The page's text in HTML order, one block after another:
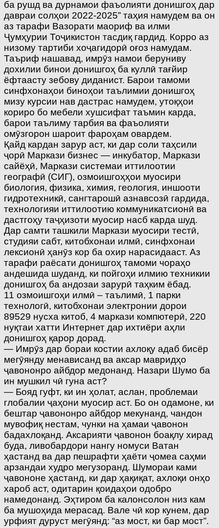
ба рушд ва дурнамои фаъолияти донишгоҳ дар
давраи солҳои 2022-2025” таҳия намудем ва он
аз тарафи Вазорати маориф ва илми
Ҷумҳурии Тоҷикистон тасдиқ гардид. Корро аз
низому тартиби хоҷагидорӣ оғоз намудам.
Таъриф нашавад, имрӯз намои беруниву
дохилии бинои донишгоҳ ба куллӣ тағйир
ёфтаасту зебову диданист. Барои тамоми
синфхонаҳои биноҳои таълимии донишгоҳ
мизу курсии нав дастрас намудем, утоқҳои
кориро бо мебели хушсифат таъмин карда,
барои таълиму тарбия ва фаъолияти
омӯзгорон шароит фароҳам овардем.
Қайд кардан зарур аст, ки дар соли таҳсили
ҷорӣ Маркази бизнес — инкубатор, Маркази
сайёҳӣ, Маркази системаи иттилоотии
географӣ (СИГ), озмоишгоҳҳои муосири
биология, физика, химия, геология, иншооти
гидротехникӣ, сангтарошӣ азнавсозӣ гардида,
технологияи иттилоотию коммуникатсионӣ ва
дастгоҳу таҷҳизоти муосир насб карда шуд.
Дар самти ташкили Маркази муосири тестӣ,
студияи сабт, китобхонаи илмӣ, синфхонаи
лексионӣ ҳанӯз кор ба охир нарасидааст. Аз
тарафи раёсати донишгоҳ тамоми чораҳо
андешида шуданд, ки пойгоҳи илмию техникии
донишгоҳ ба андозаи зарурӣ таҳким ёбад.
11 озмоишгоҳи илмӣ – таълимӣ, 1 парки
технологӣ, китобхонаи электронии дорои
89529 нусха китоб, 4 маркази компютерӣ, 220
нуқтаи хатти Интернет дар ихтиёри аҳли
донишгоҳ қарор дорад.
— Имрӯз дар бораи костии ахлоқу адаб бисёр
мегӯянду менависанд ва аксар мавридҳо
ҷавононро айбдор медонанд. Назари Шумо ба
ин мушкил чӣ гуна аст?
— Бояд гуфт, ки ин ҳолат, аслан, проблемаи
глобалии ҷаҳони муосир аст. Бо он одамоне, ки
бештар ҷавононро айбдор мекунанд, чандон
мувофиқ нестам, чунки на ҳамаи ҷавонон
бадахлоқанд. Аксарияти ҷавонон боақлу хирад
буда, ливобардори нангу номуси Ватан
ҳастанд ва дар пешрафти ҳаёти ҷомеа саҳми
арзандаи худро мегузоранд. Шумораи ками
ҷавононе ҳастанд, ки дар ҳақиқат, ахлоқи онҳо
хароб аст, одитарин қоидаҳои одобро
намедонанд. Эҳтиром ба калонсолон низ кам
ба мушоҳида мерасад. Вале чӣ кор кунем, дар
урфият дуруст мегӯянд: “аз мост, ки бар мост”.